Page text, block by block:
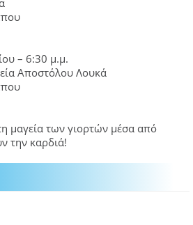
– 6:30 μ.μ.
Αποστόλου Λουκά
μαγεία των γιορτών μέσα από
την καρδιά!